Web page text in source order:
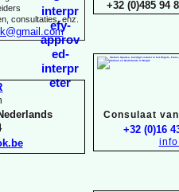
+32 (0)485 94
Consulaat
+32 (0)16
consultaties, enz.